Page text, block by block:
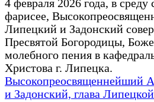
4 февраля 2026 года, в
фарисее,
Липецкий и Задонский
Пресвятой Богородицы,
молебного пения в
Христова г. Липецка.
Высокопреосвященнейший
и Задонский, глава